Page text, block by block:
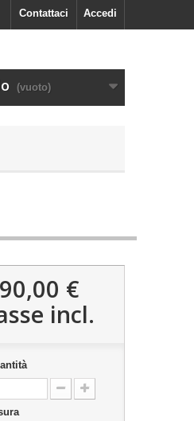
Accedi
Contattaci
(vuoto)
€
incl.